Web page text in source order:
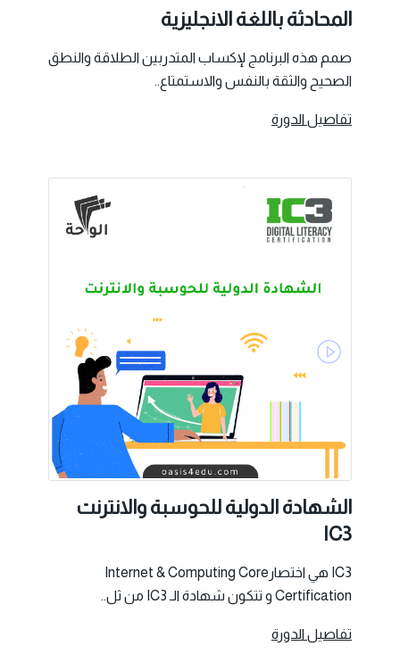
المحادثة باللغة الانجليزية
صمم هذه البرنامج لإكساب المتدربين الطلاقة والنطق
الصحيح والثقة بالنفس والاستمتاع..
تفاصيل الدورة
الشهادة الدولية للحوسبة والانترنت
IC3
IC3 هي اختصارInternet & Computing Core
Certification و تتكون شهادة الـ IC3 من ثل..
تفاصيل الدورة